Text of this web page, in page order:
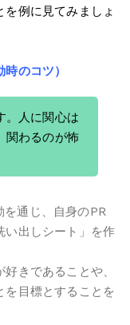
例に見てみましょ
のコツ）
。人に関心は
関わるのが怖
を通じ、自身のPR
い出しシート」を作
きであることや、
を目標とすることを